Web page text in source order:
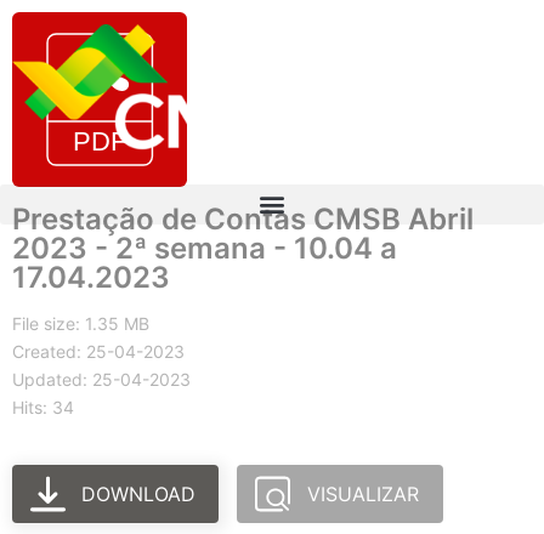
Prestação de Contas CMSB Abril
2023 - 2ª semana - 10.04 a
17.04.2023
File size: 1.35 MB
Created: 25-04-2023
Updated: 25-04-2023
Hits: 34
DOWNLOAD VISUALIZAR